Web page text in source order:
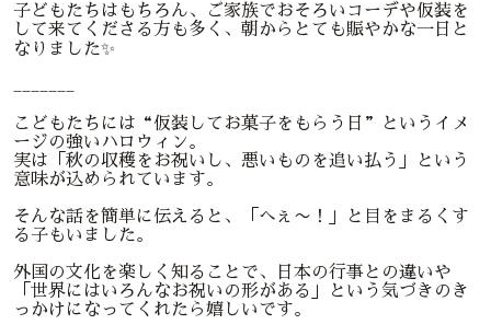
子どもたちはもちろん、ご家族でおそろいコーデや仮装を
して来てくださる方も多く、朝からとても賑やかな一日と
なりました✨
こどもたちには“仮装してお菓子をもらう日”というイメ
ージの強いハロウィン。
実は「秋の収穫をお祝いし、悪いものを追い払う」という
意味が込められています。
そんな話を簡単に伝えると、「へぇ〜！」と目をまるくす
る子もいました。
外国の文化を楽しく知ることで、日本の行事との違いや
「世界にはいろんなお祝いの形がある」という気づきのき
っかけになってくれたら嬉しいです。